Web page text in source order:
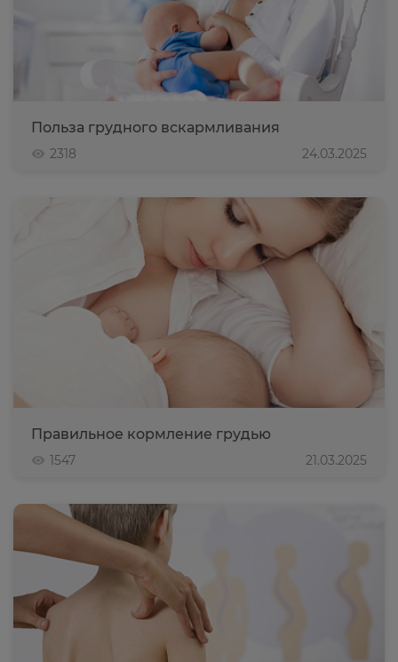
Польза грудного вскармливания
2318 24.03.2025
Правильное кормление грудью
1547 21.03.2025